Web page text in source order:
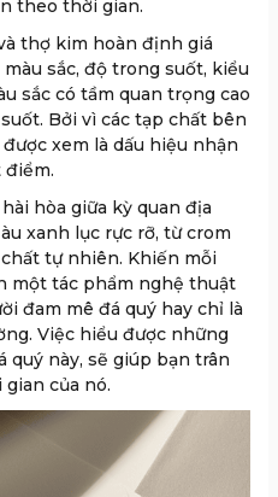
theo thời gian.
thợ kim hoàn định giá
màu sắc, độ trong suốt, kiểu
sắc có tầm quan trọng cao
Bởi vì các tạp chất bên
xem là dấu hiệu nhận
điểm.
hòa giữa kỳ quan địa
xanh lục rực rỡ, từ crom
tự nhiên. Khiến mỗi
một tác phẩm nghệ thuật
đam mê đá quý hay chỉ là
Việc hiểu được những
quý này, sẽ giúp bạn trân
của nó.